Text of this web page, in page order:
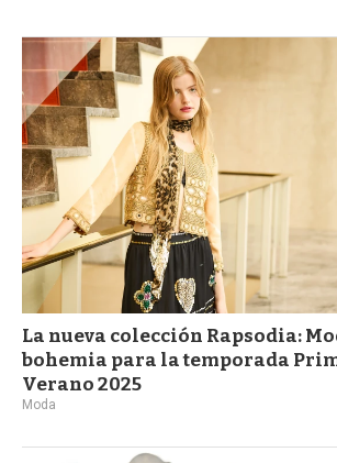
La nueva colección Rapsodia:
bohemia para la temporada
Verano 2025
Moda